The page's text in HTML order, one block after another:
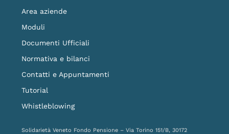
Area aziende
Moduli
Documenti Ufficiali
Normativa e bilanci
Contatti e Appuntamenti
Tutorial
Whistleblowing
Solidarietà Veneto Fondo Pensione – Via Torino 151/B, 30172